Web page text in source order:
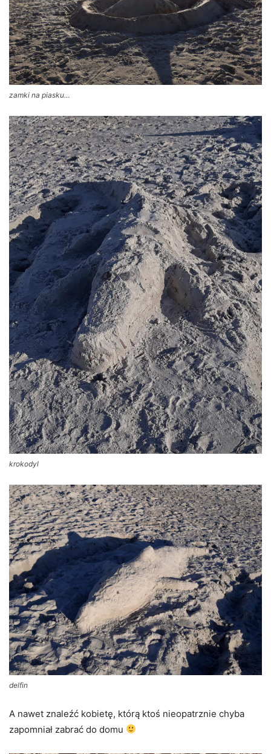
zamki na piasku…
krokodyl
delfin
A nawet znaleźć kobietę, którą ktoś nieopatrznie chyba
zapomniał zabrać do domu